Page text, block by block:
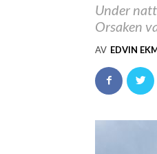
Under
Orsaken
AV EDVIN